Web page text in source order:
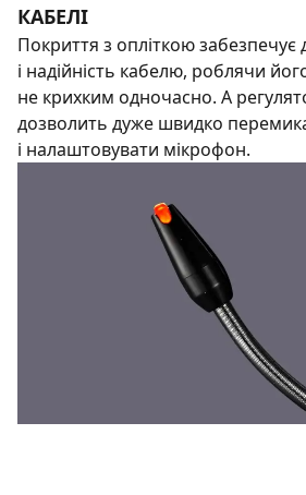
КАБЕЛІ
Покриття з опліткою забезпечує
і надійність кабелю, роблячи
не крихким одночасно. А
дозволить дуже швидко
і налаштовувати мікрофон.